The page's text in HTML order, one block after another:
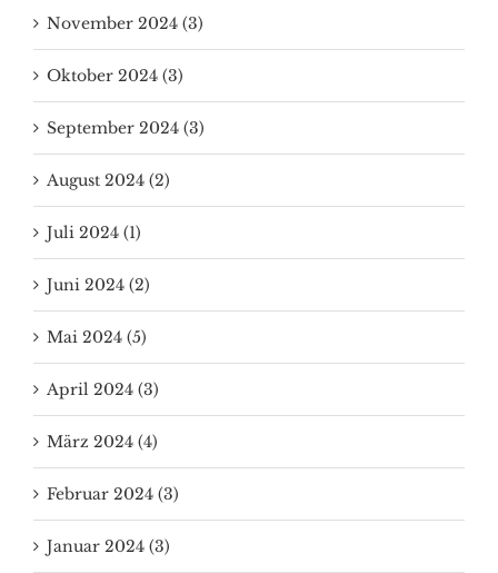
November 2024 (3)
Oktober 2024 (3)
September 2024 (3)
August 2024 (2)
Juli 2024 (1)
Juni 2024 (2)
Mai 2024 (5)
April 2024 (3)
März 2024 (4)
Februar 2024 (3)
Januar 2024 (3)